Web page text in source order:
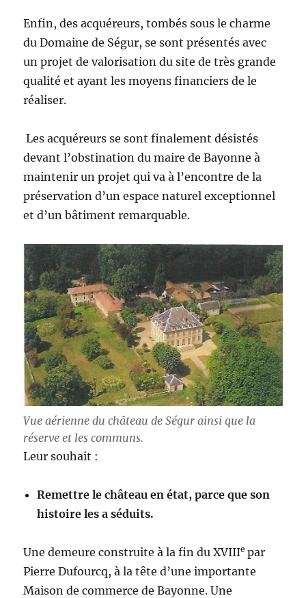
Enfin, des acquéreurs, tombés sous le charme
du Domaine de Ségur, se sont présentés avec
un projet de valorisation du site de très grande
qualité et ayant les moyens financiers de le
réaliser.
Les acquéreurs se sont finalement désistés
devant l’obstination du maire de Bayonne à
maintenir un projet qui va à l’encontre de la
préservation d’un espace naturel exceptionnel
et d’un bâtiment remarquable.
Vue aérienne du château de Ségur ainsi que la
réserve et les communs.
Leur souhait :
Remettre le château en état, parce que son
histoire les a séduits.
Une demeure construite à la fin du XVIIIepar
Pierre Dufourcq, à la tête d’une importante
Maison de commerce de Bayonne. Une